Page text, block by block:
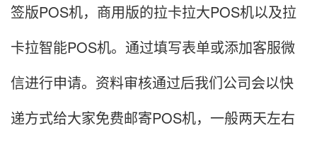
签版POS机，商用版的拉卡拉大POS机以及拉
卡拉智能POS机。通过填写表单或添加客服微
信进行申请。资料审核通过后我们公司会以快
递方式给大家免费邮寄POS机，一般两天左右